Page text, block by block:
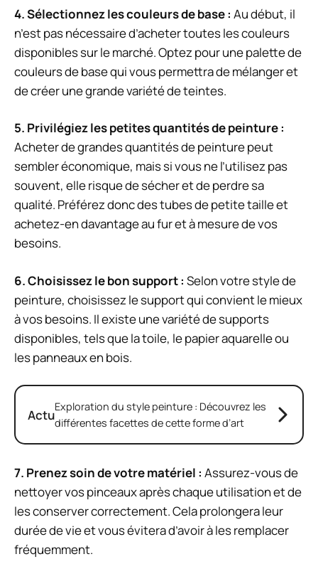
4.Sélectionnez les couleurs de base: Au début, il
n’est pas nécessaire d’acheter toutes les couleurs
disponibles sur le marché. Optez pour une palette de
couleurs de base qui vous permettra de mélanger et
de créer une grande variété de teintes.
5. Privilégiez les petites quantités de peinture:
Acheter de grandes quantités de peinture peut
sembler économique, mais si vous ne l’utilisez pas
souvent, elle risque de sécher et de perdre sa
qualité. Préférez donc des tubes de petite taille et
achetez-en davantage au fur et à mesure de vos
besoins.
6.Choisissez le bon support: Selon votre style de
peinture, choisissez le support qui convient le mieux
à vos besoins. Il existe une variété de supports
disponibles, tels que la toile, le papier aquarelle ou
les panneaux en bois.
ActuExploration du style peinture : Découvrez les
différentes facettes de cette forme d’art
7. Prenez soin de votre matériel : Assurez-vous de
nettoyer vos pinceaux après chaque utilisation et de
les conserver correctement. Cela prolongera leur
durée de vie et vous évitera d’avoir à les remplacer
fréquemment.